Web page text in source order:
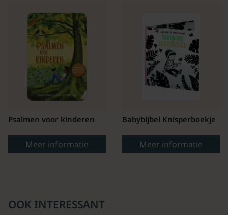
Psalmen voor kinderen
Meer informatie
Babybijbel Knisperboekje
Meer informatie
OOK INTERESSANT